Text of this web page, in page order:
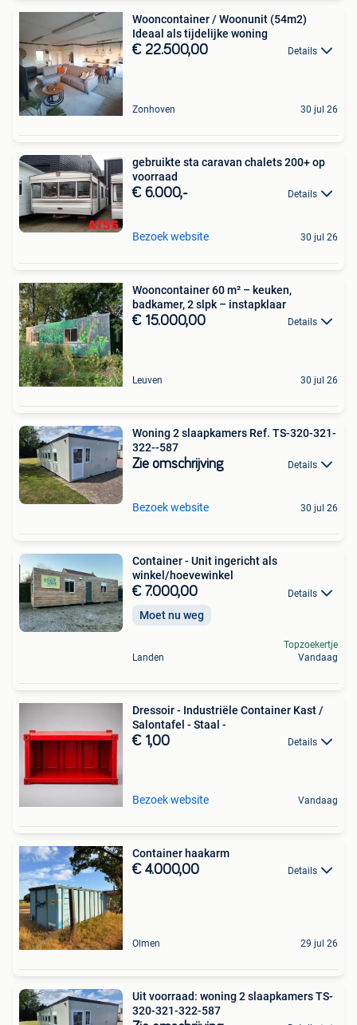
Wooncontainer / Woonunit (54m2)
Ideaal als tijdelijke woning
€ 22.500,00 Details
Zonhoven 30 jul 26
gebruikte sta caravan chalets 200+ op
voorraad
€ 6.000,- Details
Bezoek website 30 jul 26
Wooncontainer 60 m² – keuken,
badkamer, 2 slpk – instapklaar
€ 15.000,00 Details
Leuven 30 jul 26
Woning 2 slaapkamers Ref. TS-320-321-
322--587
Zie omschrijving Details
Bezoek website 30 jul 26
Container - Unit ingericht als
winkel/hoevewinkel
€ 7.000,00 Details
Moet nu weg
Landen
Topzoekertje
Vandaag
Dressoir - Industriële Container Kast /
Salontafel - Staal -
€ 1,00 Details
Bezoek website Vandaag
Container haakarm
€ 4.000,00 Details
Olmen 29 jul 26
Uit voorraad: woning 2 slaapkamers TS-
320-321-322-587